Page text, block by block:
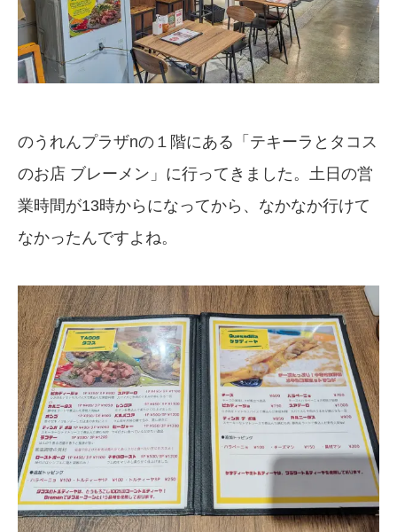
のうれんプラザnの１階にある「テキーラとタコス
のお店 ブレーメン」に行ってきました。土日の営
業時間が13時からになってから、なかなか行けて
なかったんですよね。